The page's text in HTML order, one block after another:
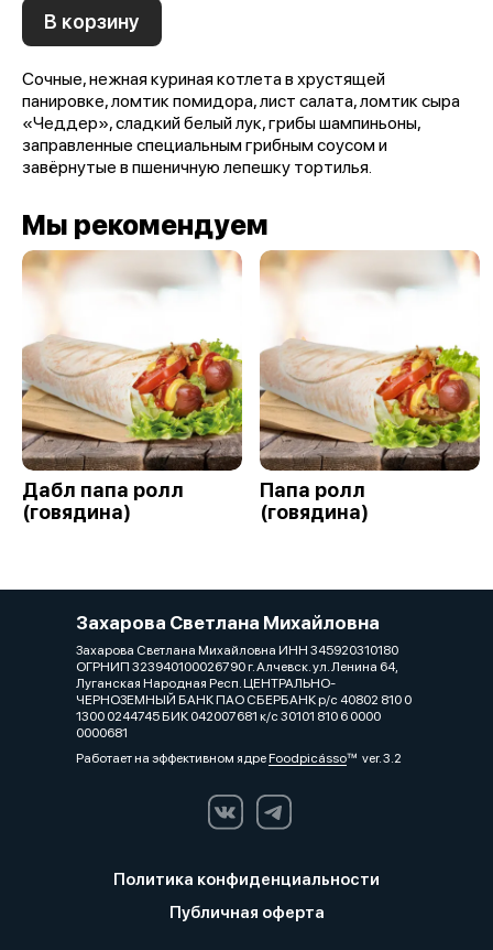
В корзину
Сочные, нежная куриная котлета в хрустящей
панировке, ломтик помидора, лист салата, ломтик сыра
«Чеддер», сладкий белый лук, грибы шампиньоны,
заправленные специальным грибным соусом и
завёрнутые в пшеничную лепешку тортилья.
Мы рекомендуем
Дабл папа ролл
(говядина)
Папа ролл
(говядина)
Захарова Светлана Михайловна
Захарова Светлана Михайловна ИНН 345920310180
ОГРНИП 323940100026790 г. Алчевск. ул. Ленина 64,
Луганская Народная Респ. ЦЕНТРАЛЬНО-
ЧЕРНОЗЕМНЫЙ БАНК ПАО СБЕРБАНК р/с 40802 810 0
1300 0244745 БИК 042007681 к/с 30101 810 6 0000
0000681
Работает на эффективном ядреFoodpicássover. 3.2
Политика конфиденциальности
Публичная оферта